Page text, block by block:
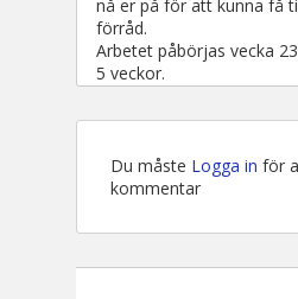
nå er på för att kunna få
förråd.
Arbetet påbörjas vecka
5 veckor.
Du måste Logga in för
kommentar